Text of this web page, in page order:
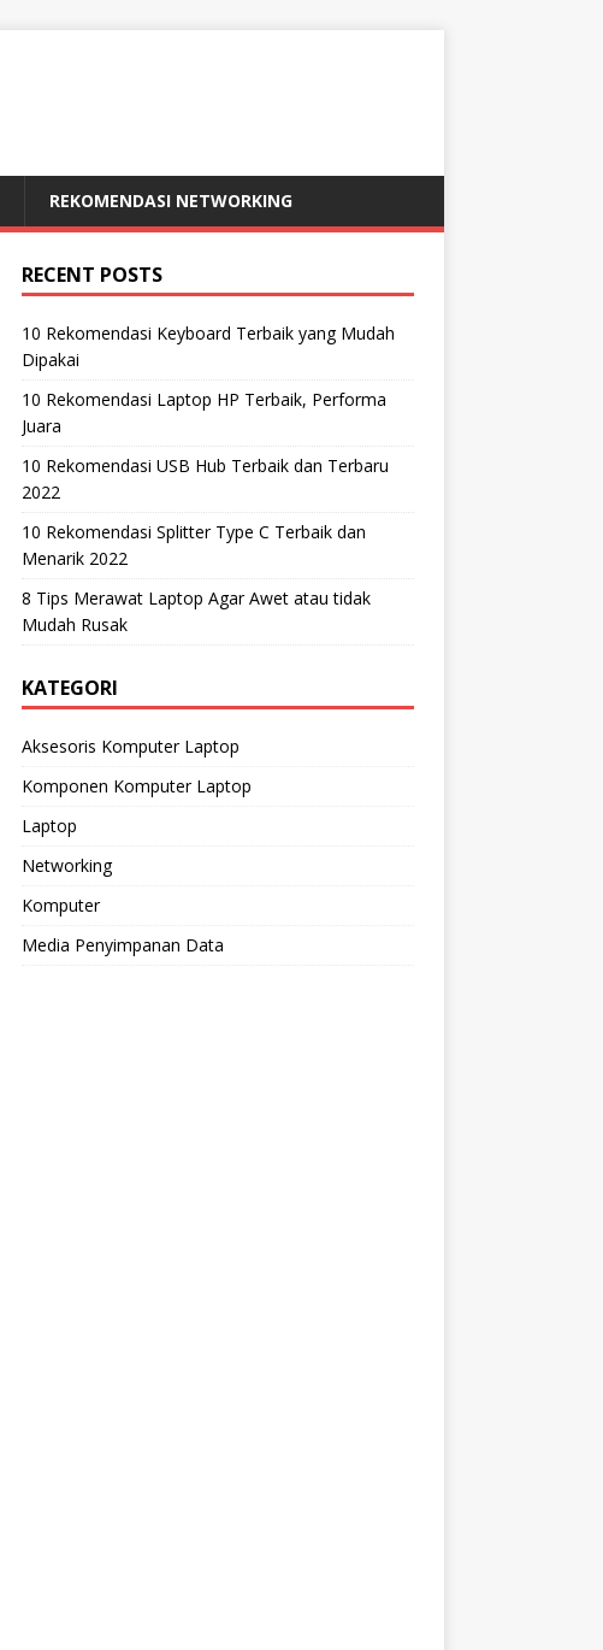
REKOMENDASI NETWORKING
RECENT POSTS
10 Rekomendasi Keyboard Terbaik yang Mudah
Dipakai
10 Rekomendasi Laptop HP Terbaik, Performa
Juara
10 Rekomendasi USB Hub Terbaik dan Terbaru
2022
10 Rekomendasi Splitter Type C Terbaik dan
Menarik 2022
8 Tips Merawat Laptop Agar Awet atau tidak
Mudah Rusak
KATEGORI
Aksesoris Komputer Laptop
Komponen Komputer Laptop
Laptop
Networking
Komputer
Media Penyimpanan Data